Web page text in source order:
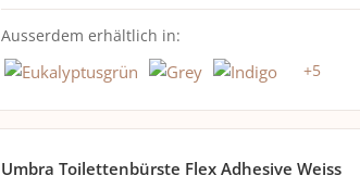
Ausserdem erhältlich in:
+5
Umbra Toilettenbürste Flex Adhesive Weiss